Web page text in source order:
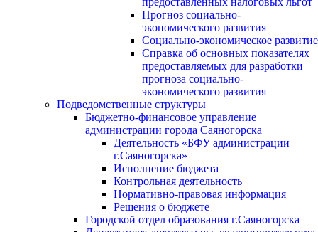
Прогноз социально-
экономического развития
Социально-экономическое развитие
Справка об основных показателях
предоставляемых для разработки
прогноза социально-
экономического развития
Подведомственные структуры
Бюджетно-финансовое управление
администрации города Саяногорска
Деятельность «БФУ администрации
г.Саяногорска»
Исполнение бюджета
Контрольная деятельность
Нормативно-правовая информация
Решения о бюджете
Городской отдел образования г.Саяногорска